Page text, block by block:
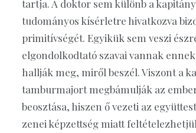
tartja. A doktor sem különb a
tudományos kísérletre hivatkozva
primitívségét. Egyikük sem veszi
elgondolkodtató szavai vannak
hallják meg, miről beszél. Viszont a
tamburmajort megbámulják az
beosztása, hiszen ő vezeti az
zenei képzettség miatt